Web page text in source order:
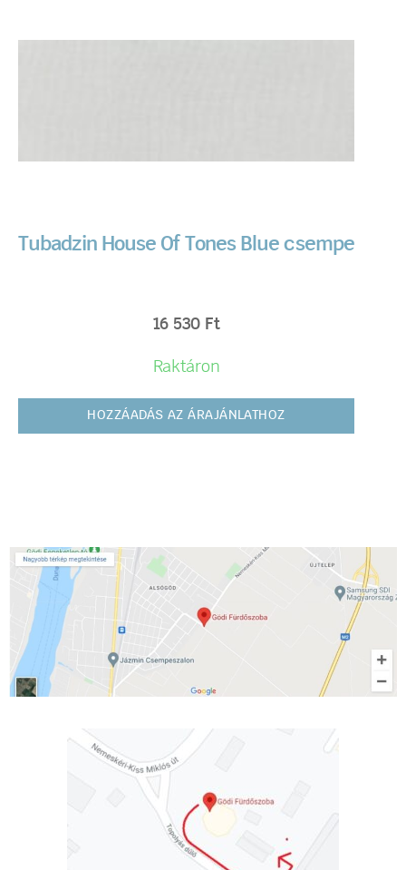
Tubadzin House Of Tones Blue csempe
16 530 Ft
Raktáron
HOZZÁADÁS AZ ÁRAJÁNLATHOZ